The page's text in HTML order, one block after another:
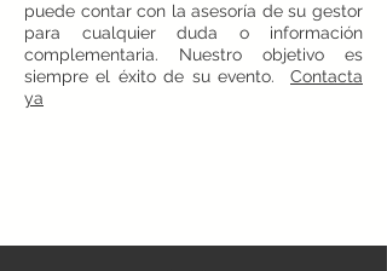
puede contar con la asesoría de su gestor
para cualquier duda o información
complementaria. Nuestro objetivo es
siempre el éxito de su evento. Contacta
ya